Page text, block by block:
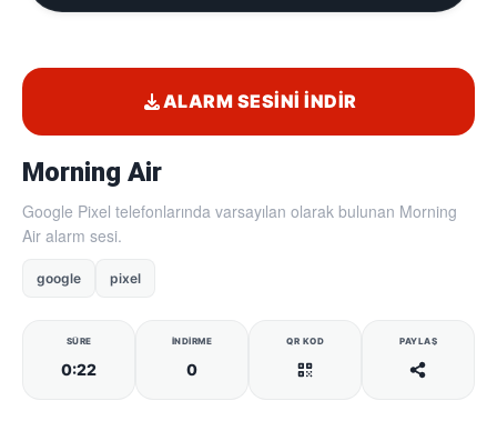
Morning Air
Google Pixel telefonlarında varsayılan olarak bulunan Morning
Air alarm sesi.
google pixel
SÜRE
0:22
İNDIRME
0
QR KOD PAYLAŞ
ALARM SESINI İNDIR